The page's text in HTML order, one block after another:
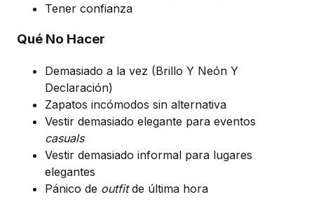
Tener confianza
Qué No Hacer
Demasiado a la vez (Brillo Y Neón Y
Declaración)
Zapatos incómodos sin alternativa
Vestir demasiado elegante para eventos
casuals
Vestir demasiado informal para lugares
elegantes
Pánico de outfitde última hora